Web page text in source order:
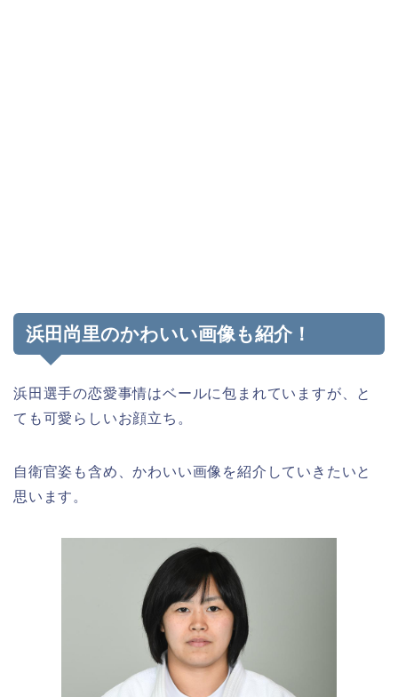
浜田尚里のかわいい画像も紹介！
浜田選手の恋愛事情はベールに包まれていますが、と
ても可愛らしいお顔立ち。
自衛官姿も含め、かわいい画像を紹介していきたいと
思います。